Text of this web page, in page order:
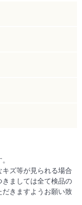
ズ等が見られる場合
ましては全て検品の
だきますようお願い致